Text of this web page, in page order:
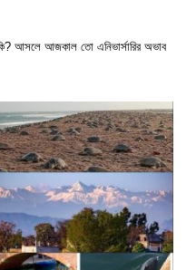
আসলে আজকাল তো এনিভার্সারির অভাব